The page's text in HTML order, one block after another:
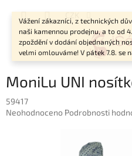
Vážení zákazníci, z technických
naši kamennou prodejnu, a to od
zpoždění v dodání objednaných
velmi omlouváme! V pátek 7.8. se
CZK
MoniLu UNI
59417
Průměrné
Neohodnoceno Podrobnosti